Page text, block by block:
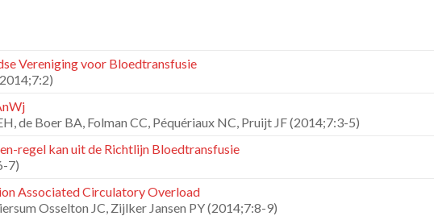
Vereniging voor Bloedtransfusie
de Boer BA, Folman CC, Péquériaux NC, Pruijt JF (2014;7:3-5)
regel kan uit de Richtlijn Bloedtransfusie
7)
Associated Circulatory Overload
Osselton JC, Zijlker Jansen PY (2014;7:8-9)